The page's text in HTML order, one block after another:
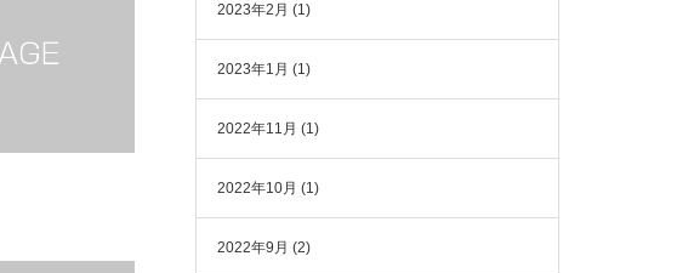
2023年2月 (1)
2023年1月 (1)
2022年11月 (1)
2022年10月 (1)
2022年9月 (2)